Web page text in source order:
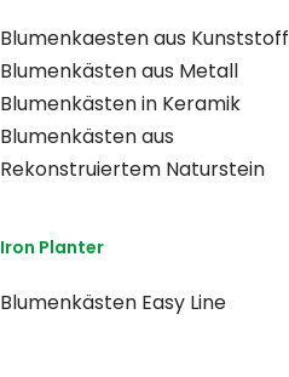
Blumenkaesten aus Kunststoff
Blumenkästen aus Metall
Blumenkästen in Keramik
Blumenkästen aus
Rekonstruiertem Naturstein
Iron Planter
Blumenkästen Easy Line